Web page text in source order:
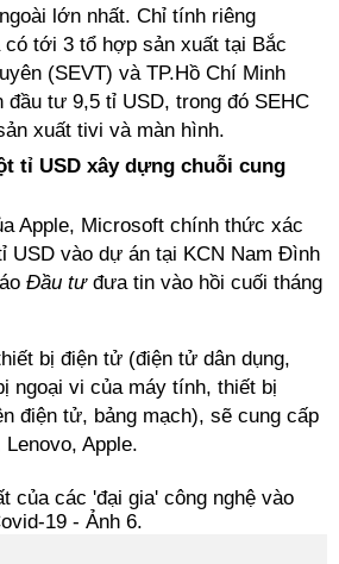
lớn nhất. Chỉ tính riêng
tới 3 tổ hợp sản xuất tại Bắc
(SEVT) và TP.Hồ Chí Minh
đầu tư 9,5 tỉ USD, trong đó SEHC
xuất tivi và màn hình.
tỉ USD xây dựng chuỗi cung
Apple, Microsoft chính thức xác
USD vào dự án tại KCN Nam Đình
Đầu tưđưa tin vào hồi cuối tháng
bị điện tử (điện tử dân dụng,
ngoại vi của máy tính, thiết bị
điện tử, bảng mạch), sẽ cung cấp
Apple.